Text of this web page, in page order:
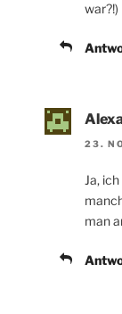
war?!)
23.
Ja,
man